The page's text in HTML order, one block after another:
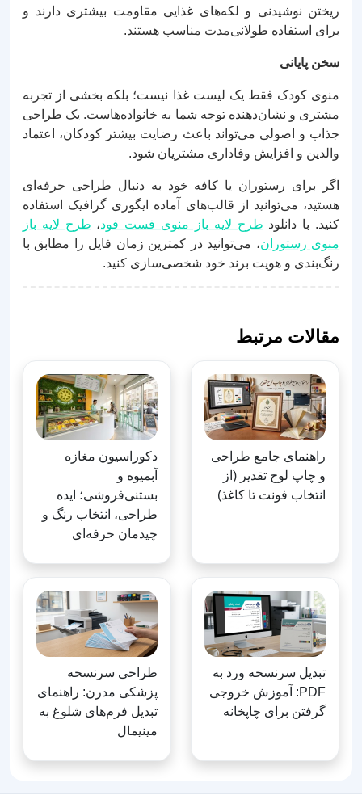
ریختن نوشیدنی و لکه‌های غذایی مقاومت بیشتری دارند و
برای استفاده طولانی‌مدت مناسب هستند.
سخن پایانی
منوی کودک فقط یک لیست غذا نیست؛ بلکه بخشی از تجربه
مشتری و نشان‌دهنده توجه شما به خانواده‌هاست. یک طراحی
جذاب و اصولی می‌تواند باعث رضایت بیشتر کودکان، اعتماد
والدین و افزایش وفاداری مشتریان شود.
اگر برای رستوران یا کافه خود به دنبال طراحی حرفه‌ای
هستید، می‌توانید از قالب‌های آماده ایگوری گرافیک استفاده
کنید. با دانلود طرح لایه باز منوی فست فود، طرح لایه باز
منوی رستوران، می‌توانید در کمترین زمان فایل را مطابق با
رنگ‌بندی و هویت برند خود شخصی‌سازی کنید.
مقالات مرتبط
راهنمای جامع طراحی
و چاپ لوح تقدیر (از
انتخاب فونت تا کاغذ)
دکوراسیون مغازه
آبمیوه و
بستنی‌فروشی؛ ایده
طراحی، انتخاب رنگ و
چیدمان حرفه‌ای
تبدیل سرنسخه ورد به
PDF: آموزش خروجی
گرفتن برای چاپخانه
طراحی سرنسخه
پزشکی مدرن: راهنمای
تبدیل فرم‌های شلوغ به
مینیمال